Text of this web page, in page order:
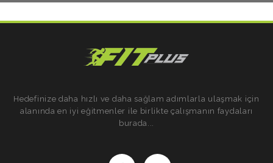
Hedefinize daha hızlı ve daha sağlam adımlarla ulaşmak için
alanında en iyi eğitmenler ile birlikte çalışmanın faydaları
burada...